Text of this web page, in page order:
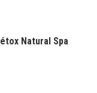
Natural Spa